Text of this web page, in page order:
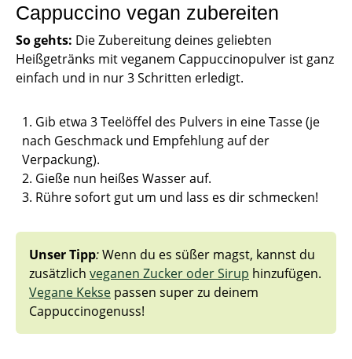
Cappuccino vegan zubereiten
So gehts: Die Zubereitung deines geliebten
Heißgetränks mit veganem Cappuccinopulver ist ganz
einfach und in nur 3 Schritten erledigt.
Gib etwa 3 Teelöffel des Pulvers in eine Tasse (je
nach Geschmack und Empfehlung auf der
Verpackung).
Gieße nun heißes Wasser auf.
Rühre sofort gut um und lass es dir schmecken!
Unser Tipp:Wenn du es süßer magst, kannst du
zusätzlich veganen Zucker oder Sirup hinzufügen.
Vegane Kekse passen super zu deinem
Cappuccinogenuss!